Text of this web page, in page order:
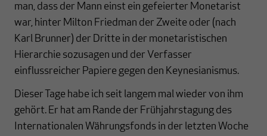
man, dass der Mann einst ein gefeierter Monetarist
war, hinter Milton Friedman der Zweite oder (nach
Karl Brunner) der Dritte in der monetaristischen
Hierarchie sozusagen und der Verfasser
einflussreicher Papiere gegen den Keynesianismus.
Dieser Tage habe ich seit langem mal wieder von ihm
gehört. Er hat am Rande der Frühjahrstagung des
Internationalen Währungsfonds in der letzten Woche